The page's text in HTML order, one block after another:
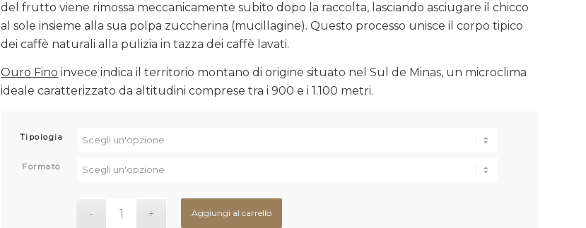
del frutto viene rimossa meccanicamente subito dopo la raccolta, lasciando asciugare il chicco
al sole insieme alla sua polpa zuccherina (mucillagine). Questo processo unisce il corpo tipico
dei caffè naturali alla pulizia in tazza dei caffè lavati.
Ouro Fino invece indica il territorio montano di origine situato nel Sul de Minas, un microclima
ideale caratterizzato da altitudini comprese tra i 900 e i 1.100 metri.
Tipologia
Formato
Aggiungi al carrello